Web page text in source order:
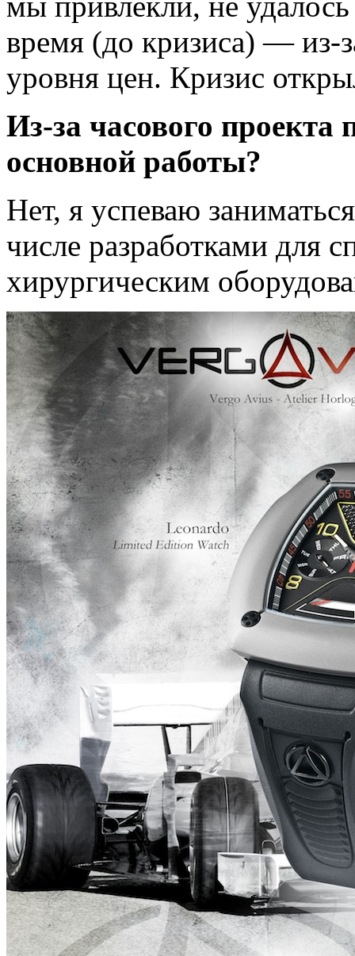
время (до кризиса) — из-
уровня цен. Кризис
Из-за часового проекта
основной работы?
Нет, я успеваю
числе разработками для
хирургическим